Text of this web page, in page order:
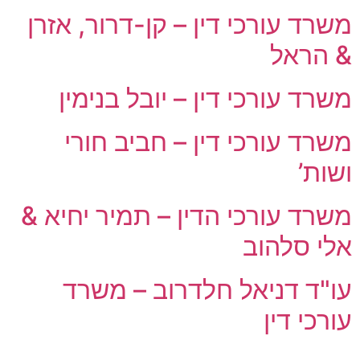
משרד עורכי דין – קן-דרור, אזרן
& הראל
משרד עורכי דין – יובל בנימין
משרד עורכי דין – חביב חורי
ושות’
משרד עורכי הדין – תמיר יחיא &
אלי סלהוב
עו"ד דניאל חלדרוב – משרד
עורכי דין